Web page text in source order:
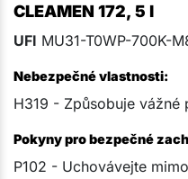
CLEAMEN 172, 5 l
UFI MU31-T0WP-700K-
Nebezpečné vlastnosti:
H319 - Způsobuje vážné
Pokyny pro bezpečné
P102 - Uchovávejte